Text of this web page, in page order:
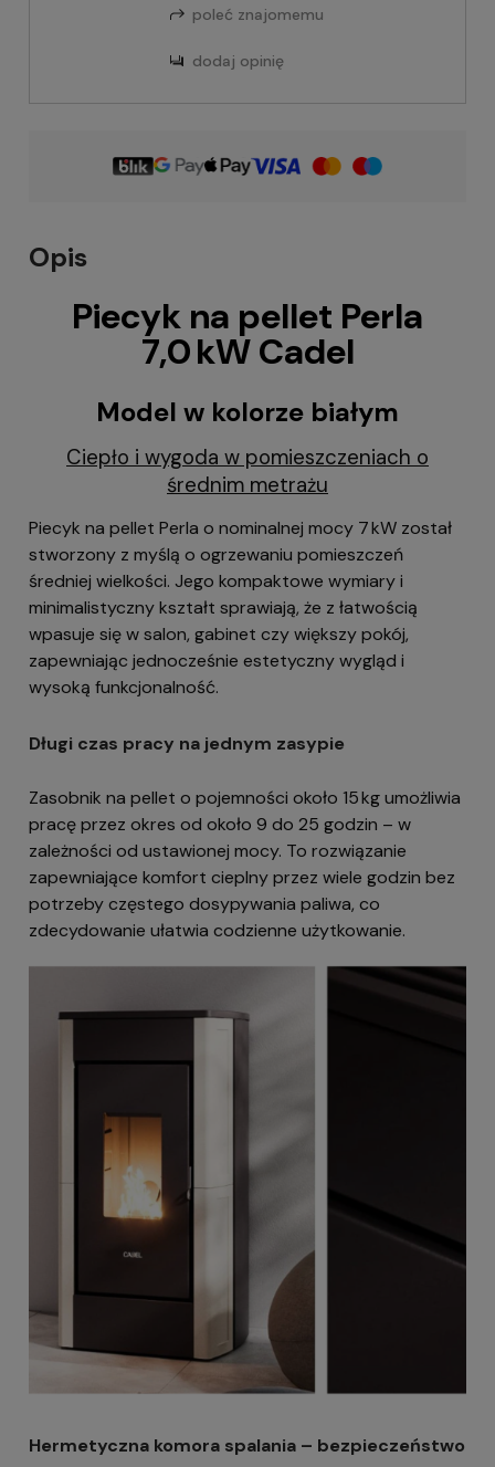
poleć znajomemu
dodaj opinię
Opis
Piecyk na pellet Perla
7,0 kW Cadel
Model w kolorze białym
Ciepło i wygoda w pomieszczeniach o
średnim metrażu
Piecyk na pellet Perla o nominalnej mocy 7 kW został
stworzony z myślą o ogrzewaniu pomieszczeń
średniej wielkości. Jego kompaktowe wymiary i
minimalistyczny kształt sprawiają, że z łatwością
wpasuje się w salon, gabinet czy większy pokój,
zapewniając jednocześnie estetyczny wygląd i
wysoką funkcjonalność.
Długi czas pracy na jednym zasypie
Zasobnik na pellet o pojemności około 15 kg umożliwia
pracę przez okres od około 9 do 25 godzin – w
zależności od ustawionej mocy. To rozwiązanie
zapewniające komfort cieplny przez wiele godzin bez
potrzeby częstego dosypywania paliwa, co
zdecydowanie ułatwia codzienne użytkowanie.
Hermetyczna komora spalania – bezpieczeństwo